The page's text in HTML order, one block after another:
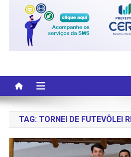
TAG: TORNEI DE FUTEVÔLEI